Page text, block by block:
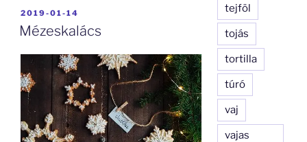
BEKÜLDVE:
2019-01-14
Mézeskalács
tejföl
tojás
tortilla
túró
vaj
vajas